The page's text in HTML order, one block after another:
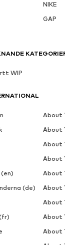
NIKE
GAP
WIP
About
About
About
About
About
(de)
About
About
About
About